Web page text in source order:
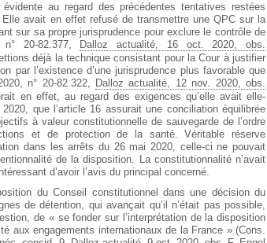
au regard des précédentes tentatives restées
avait en effet refusé de transmettre une QPC sur la
sur sa propre jurisprudence pour exclure le contrôle de
20-82.377,
Dalloz actualité, 16 oct. 2020, obs.
déjà la technique consistant pour la Cour à justifier
par l’existence d’une jurisprudence plus favorable que
n° 20-82.322, Dalloz actualité, 12 nov. 2020, obs.
en effet, au regard des exigences qu’elle avait elle-
que l’article 16 assurait une conciliation équilibrée
à valeur constitutionnelle de sauvegarde de l’ordre
et de protection de la santé. Véritable réserve
dans les arrêts du 26 mai 2020, celle-ci ne pouvait
de la disposition. La constitutionnalité n’avait
d’avoir l’avis du principal concerné.
du Conseil constitutionnel dans une décision du
de détention, qui avançait qu’il n’était pas possible,
de « se fonder sur l’interprétation de la disposition
aux engagements internationaux de la France » (Cons.